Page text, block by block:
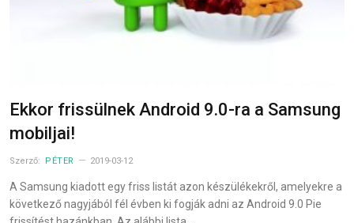
Ekkor frissülnek Android 9.0-ra a Samsung
mobiljai!
Szerző: PÉTER 2019-03-12
A Samsung kiadott egy friss listát azon készülékekről, amelyekre a
következő nagyjából fél évben ki fogják adni az Android 9.0 Pie